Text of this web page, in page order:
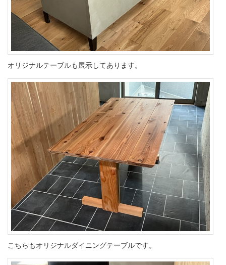
オリジナルテーブルも展示してあります。
こちらもオリジナルダイニングテーブルです。